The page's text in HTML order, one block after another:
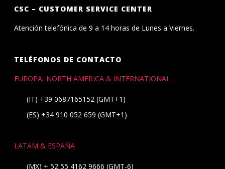
CSC – CUSTOMER SERVICE CENTER
Atención telefónica de 9 a 14 horas de Lunes a Viernes.
TELÉFONOS DE CONTACTO
EUROPA, NORTH AMERICA & INTERNATIONAL
(IT) +39 0687165152 (GMT+1)
(ES) +34 910 052 659 (GMT+1)
LATAM & ESPAÑA
(MX) + 52 55 4162 9666 (GMT-6)